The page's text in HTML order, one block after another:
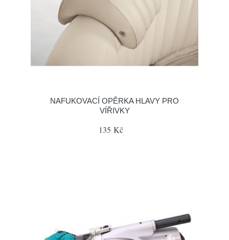
NAFUKOVACÍ OPĚRKA HLAVY PRO
VÍŘIVKY
135 Kč